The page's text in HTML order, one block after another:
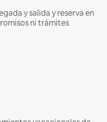
y salida y reserva en
ni trámites